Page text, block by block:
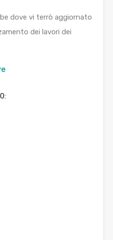
dove vi terrò aggiornato
dei lavori dei